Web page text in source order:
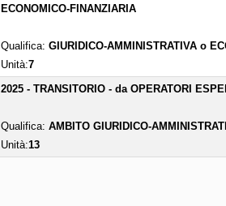
ECONOMICO-FINANZIARIA
Qualifica: GIURIDICO-AMMINISTRATIVA o
Unità:7
2025 - TRANSITORIO - da OPERATORI
Qualifica: AMBITO GIURIDICO-
Unità:13